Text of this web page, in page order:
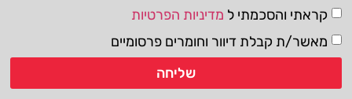
קראתי והסכמתי ל מדיניות הפרטיות
מאשר/ת קבלת דיוור וחומרים פרסומיים
שליחה